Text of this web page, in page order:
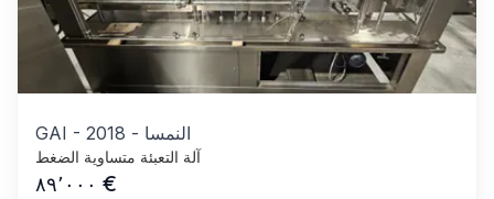
GAI - 2018 - النمسا
آلة التعبئة متساوية الضغط
٨٩٬٠٠٠ €